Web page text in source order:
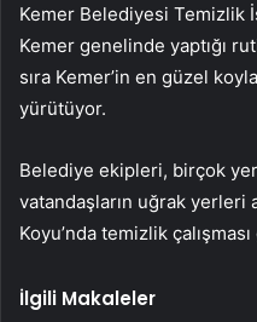
Kemer Belediyesi Temizlik
Kemer genelinde yaptığı
sıra Kemer’in en güzel
yürütüyor.
Belediye ekipleri, birçok
vatandaşların uğrak yerleri
Koyu’nda temizlik
İlgili Makaleler